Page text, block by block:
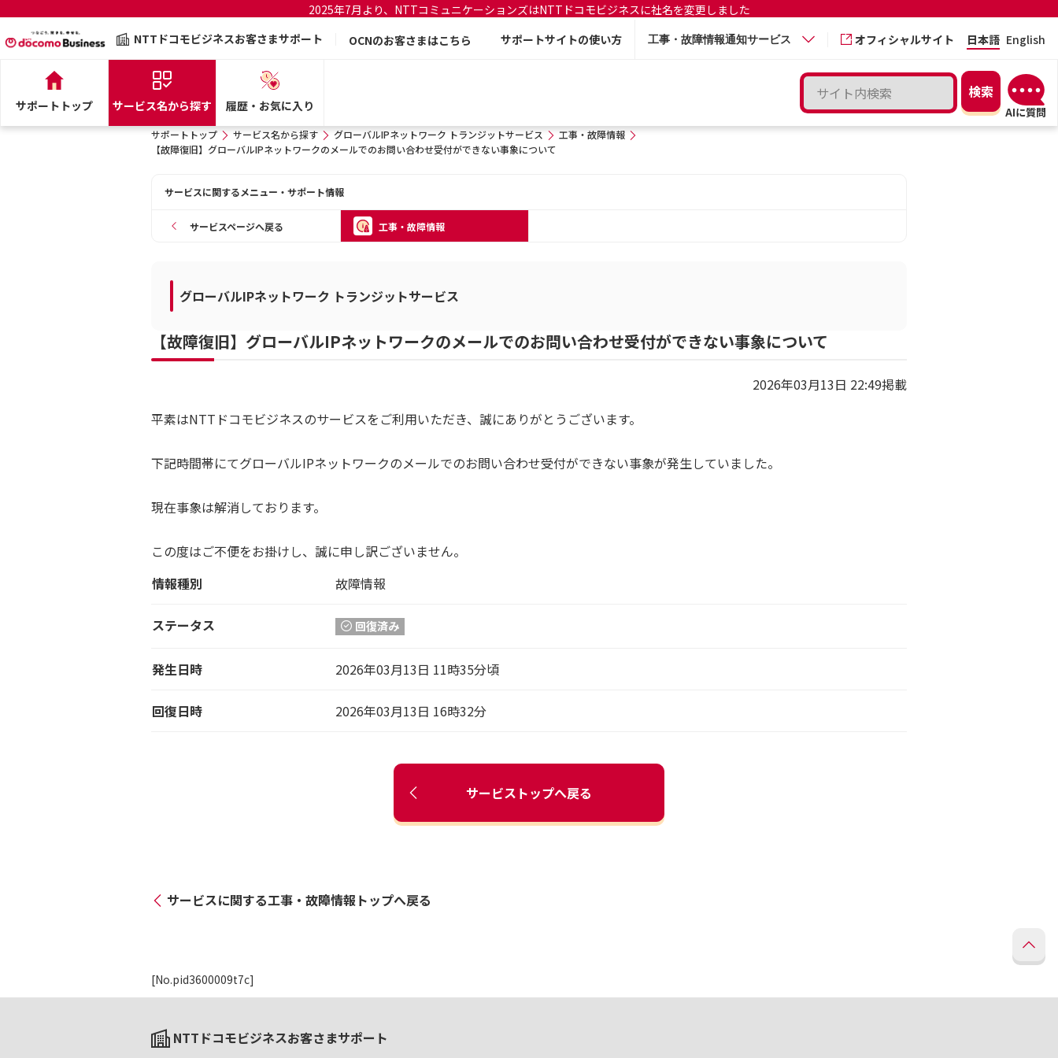
2025年7月より、NTTコミュニケーションズはNTTドコモビジネスに社名を変更しました
NTTドコモビジネスお客さまサポート
OCNのお客さまはこちら サポートサイトの使い方 工事・故障情報通知サービス オフィシャルサイト 日本語 English
サポートトップ サービス名から探す 履歴・お気に入り
サポートトップ サービス名から探す グローバルIPネットワーク トランジットサービス
工事・故障情報
【故障復旧】グローバルIPネットワークのメールでのお問い合わせ受付ができない事象について
サービスに関するメニュー・サポート情報
サービスページへ戻る 工事・故障情報
グローバルIPネットワーク トランジットサービス
【故障復旧】グローバルIPネットワークのメールでのお問い合わせ受付ができない事象について
2026年03月13日 22:49掲載
平素はNTTドコモビジネスのサービスをご利用いただき、誠にありがとうございます。
下記時間帯にてグローバルIPネットワークのメールでのお問い合わせ受付ができない事象が発生していました。
現在事象は解消しております。
この度はご不便をお掛けし、誠に申し訳ございません。
情報種別
故障情報
ステータス 回復済み
発生日時 2026年03月13日 11時35分頃
回復日時 2026年03月13日 16時32分
サービストップへ戻る
サービスに関する工事・故障情報トップへ戻る
[No.pid3600009t7c]
NTTドコモビジネスお客さまサポート